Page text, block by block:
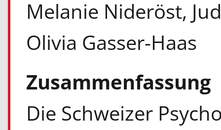
Melanie Nideröst,
Olivia Gasser-Haas
Zusammenfassung
Die Schweizer